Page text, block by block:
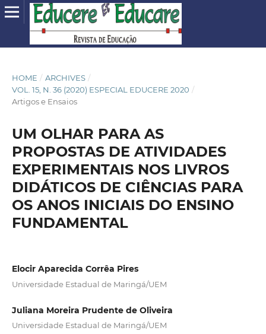
HOME / ARCHIVES /
VOL. 15, N. 36 (2020) ESPECIAL EDUCERE 2020 /
Artigos e Ensaios
UM OLHAR PARA AS
PROPOSTAS DE ATIVIDADES
EXPERIMENTAIS NOS LIVROS
DIDÁTICOS DE CIÊNCIAS PARA
OS ANOS INICIAIS DO ENSINO
FUNDAMENTAL
Elocir Aparecida Corrêa Pires
Universidade Estadual de Maringá/UEM
Juliana Moreira Prudente de Oliveira
Universidade Estadual de Maringá/UEM